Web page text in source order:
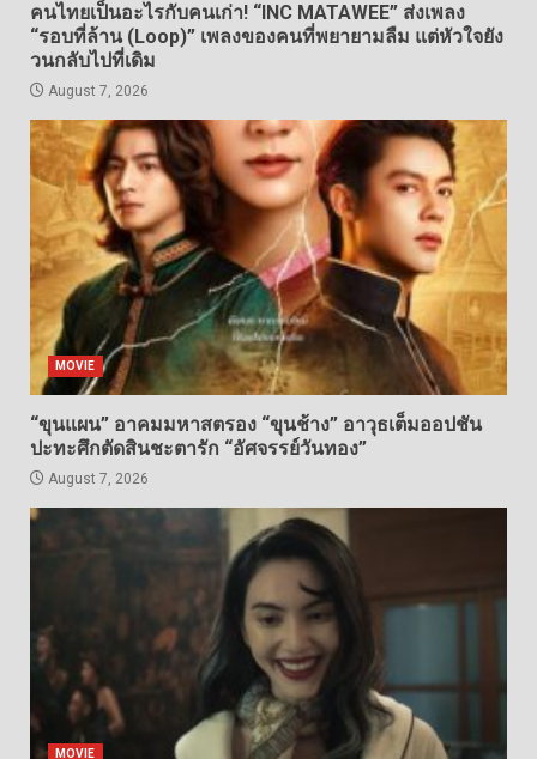
คนไทยเป็นอะไรกับคนเก่า! “INC MATAWEE” ส่งเพลง
“รอบที่ล้าน (Loop)” เพลงของคนที่พยายามลืม แต่หัวใจยัง
วนกลับไปที่เดิม
August 7, 2026
MOVIE
“ขุนแผน” อาคมมหาสตรอง “ขุนช้าง” อาวุธเต็มออปชัน
ปะทะศึกตัดสินชะตารัก “อัศจรรย์วันทอง”
August 7, 2026
MOVIE